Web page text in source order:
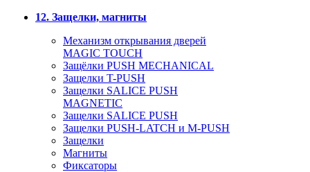
12. Защелки, магниты
Механизм открывания дверей
MAGIC TOUCH
Защёлки PUSH MECHANICAL
Защелки T-PUSH
Защелки SALICE PUSH
MAGNETIC
Защелки SALICE PUSH
Защелки PUSH-LATCH и M-PUSH
Защелки
Магниты
Фиксаторы